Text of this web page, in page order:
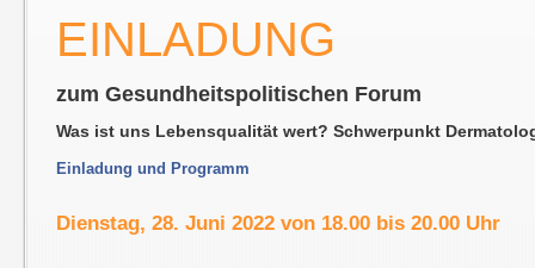
EINLADUNG
zum Gesundheitspolitischen Forum
Was ist uns Lebensqualität wert? Schwerpunkt
Einladung und Programm
Dienstag, 28. Juni 2022 von 18.00 bis 20.00 Uhr